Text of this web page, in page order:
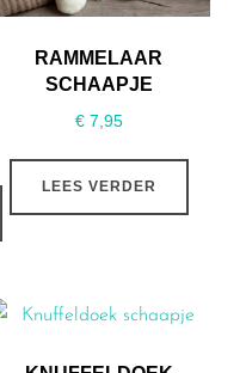
RAMMELAAR
SCHAAPJE
€7,95
LEES VERDER